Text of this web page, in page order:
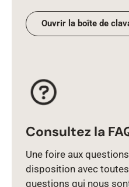
Ouvrir la boîte de
Consultez la
Une foire aux
disposition avec
questions qui nous